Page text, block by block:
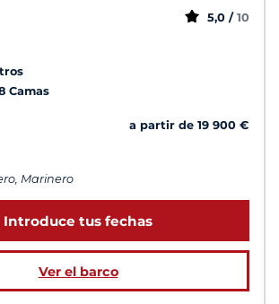
5,0 / 10
Camas
a partir de 19 900 €
Marinero
Introduce tus fechas
Ver el barco